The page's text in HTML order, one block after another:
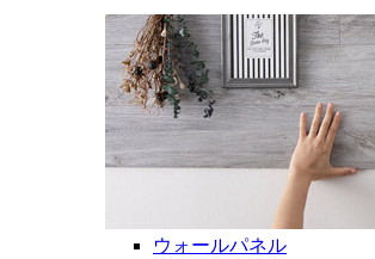
ウォールパネル